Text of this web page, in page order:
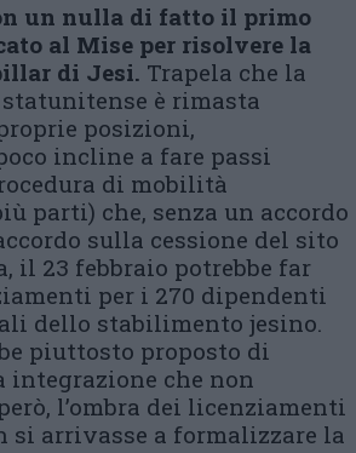
un nulla di fatto il primo
al Mise per risolvere la
di Jesi. Trapela che la
è rimasta
posizioni,
incline a fare passi
di mobilità
parti) che, senza un accordo
sulla cessione del sito
il 23 febbraio potrebbe far
per i 270 dipendenti
dello stabilimento jesino.
piuttosto proposto di
integrazione che non
l’ombra dei licenziamenti
si arrivasse a formalizzare la